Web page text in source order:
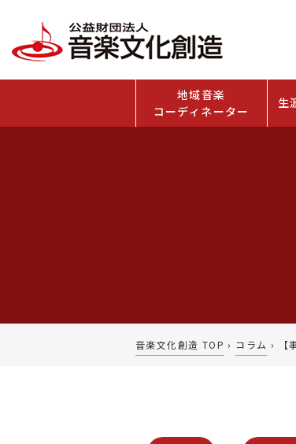
地域音楽
コーディネーター
生
音楽文化創造 TOP › コラム ›